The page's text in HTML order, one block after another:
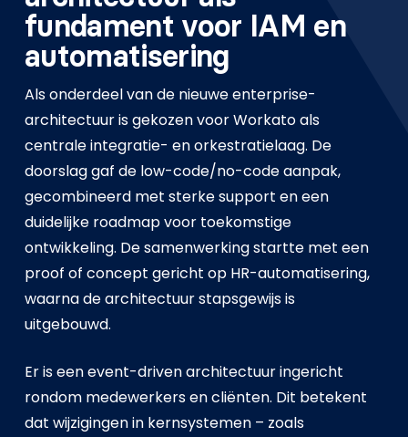
fundament voor IAM en
automatisering
Als onderdeel van de nieuwe enterprise-
architectuur is gekozen voor Workato als
centrale integratie- en orkestratielaag. De
doorslag gaf de low-code/no-code aanpak,
gecombineerd met sterke support en een
duidelijke roadmap voor toekomstige
ontwikkeling. De samenwerking startte met een
proof of concept gericht op HR-automatisering,
waarna de architectuur stapsgewijs is
uitgebouwd.
Er is een event-driven architectuur ingericht
rondom medewerkers en cliënten. Dit betekent
dat wijzigingen in kernsystemen – zoals